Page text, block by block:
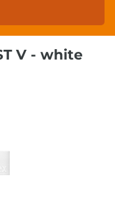
V - white